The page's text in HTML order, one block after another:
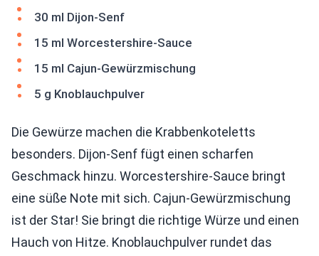
30 ml Dijon-Senf
15 ml Worcestershire-Sauce
15 ml Cajun-Gewürzmischung
5 g Knoblauchpulver
Die Gewürze machen die Krabbenkoteletts
besonders. Dijon-Senf fügt einen scharfen
Geschmack hinzu. Worcestershire-Sauce bringt
eine süße Note mit sich. Cajun-Gewürzmischung
ist der Star! Sie bringt die richtige Würze und einen
Hauch von Hitze. Knoblauchpulver rundet das